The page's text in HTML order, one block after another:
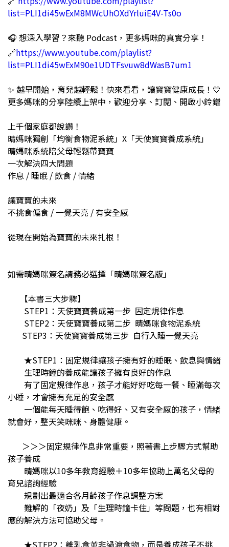
list=PLI1di45wExM8MWcUhOXdYrluiE4V-Ts0o
🎧 想深入學習？來聽 Podcast，更多媽咪的真實分享！
🔗https://www.youtube.com/playlist?
list=PLI1di45wExM90e1UDTFsvuw8dWasB7um1
✨ 越早開始，育兒越輕鬆！快來看看，讓寶寶健康成長！💛
更多媽咪的分享陸續上架中，歡迎分享、訂閱、開啟小鈴鐺
上千個家庭都說讚！
晴媽咪獨創「均衡食物泥系統」X「天使寶寶養成系統」
晴媽咪系統陪父母輕鬆帶寶寶
一次解決四大問題
作息 / 睡眠 / 飲食 / 情緒
讓寶寶的未來
不挑食偏食 / 一覺天亮 / 有安全感
從現在開始為寶寶的未來扎根！
如需晴媽咪簽名請務必選擇「晴媽咪簽名版」
【本書三大步驟】
STEP1：天使寶寶養成第一步 固定規律作息
STEP2：天使寶寶養成第二步 晴媽咪食物泥系統
STEP3：天使寶寶養成第三步 自行入睡一覺天亮
★STEP1：固定規律讓孩子擁有好的睡眠、飲息與情緒
生理時鐘的養成能讓孩子擁有良好的作息
有了固定規律作息，孩子才能好好吃每一餐、睡滿每次
小睡，才會擁有充足的安全感
一個能每天睡得飽、吃得好、又有安全感的孩子，情緒
就會好，整天笑咪咪、身體健康。
＞＞＞固定規律作息非常重要，照著書上步驟方式幫助
孩子養成
晴媽咪以10多年教育經驗＋10多年協助上萬名父母的
育兒諮詢經驗
規劃出最適合各月齡孩子作息調整方案
難解的「夜奶」及「生理時鐘卡住」等問題，也有相對
應的解決方法可協助父母。
★STEP2：離乳食並非過渡食物，而是養成孩子不挑